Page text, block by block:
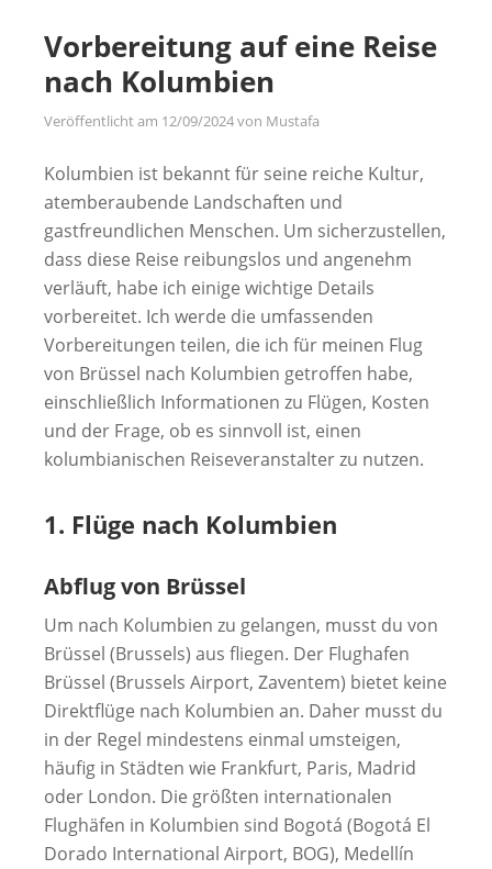
Vorbereitung auf eine Reise
nach Kolumbien
Veröffentlicht am 12/09/2024von Mustafa
Kolumbien ist bekannt für seine reiche Kultur,
atemberaubende Landschaften und
gastfreundlichen Menschen. Um sicherzustellen,
dass diese Reise reibungslos und angenehm
verläuft, habe ich einige wichtige Details
vorbereitet. Ich werde die umfassenden
Vorbereitungen teilen, die ich für meinen Flug
von Brüssel nach Kolumbien getroffen habe,
einschließlich Informationen zu Flügen, Kosten
und der Frage, ob es sinnvoll ist, einen
kolumbianischen Reiseveranstalter zu nutzen.
1. Flüge nach Kolumbien
Abflug von Brüssel
Um nach Kolumbien zu gelangen, musst du von
Brüssel (Brussels) aus fliegen. Der Flughafen
Brüssel (Brussels Airport, Zaventem) bietet keine
Direktflüge nach Kolumbien an. Daher musst du
in der Regel mindestens einmal umsteigen,
häufig in Städten wie Frankfurt, Paris, Madrid
oder London. Die größten internationalen
Flughäfen in Kolumbien sind Bogotá (Bogotá El
Dorado International Airport, BOG), Medellín